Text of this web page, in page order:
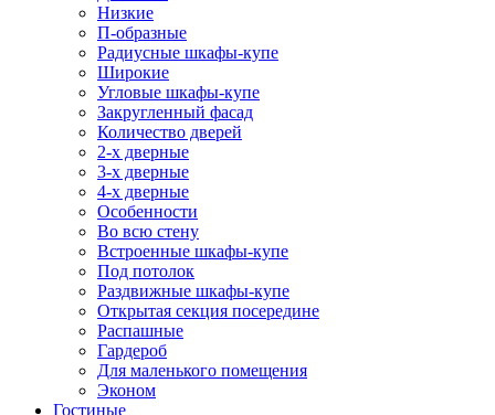
Низкие
П-образные
Радиусные шкафы-купе
Широкие
Угловые шкафы-купе
Закругленный фасад
Количество дверей
2-х дверные
3-х дверные
4-х дверные
Особенности
Во всю стену
Встроенные шкафы-купе
Под потолок
Раздвижные шкафы-купе
Открытая секция посередине
Распашные
Гардероб
Для маленького помещения
Эконом
Гостиные